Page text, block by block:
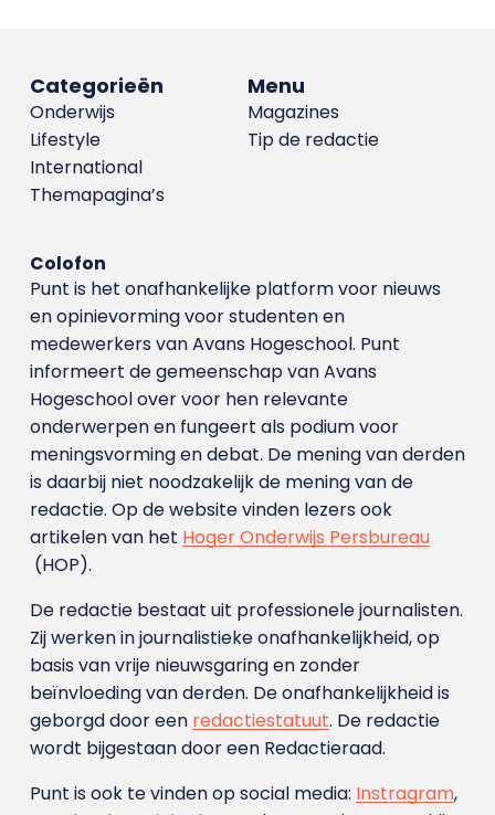
Menu
Magazines
Tip de redactie
Categorieën
Onderwijs
Lifestyle
International
Themapagina’s
Colofon
Punt is het onafhankelijke platform voor nieuws
en opinievorming voor studenten en
medewerkers van Avans Hoge­school. Punt
informeert de gemeenschap van Avans
Hogeschool over voor hen relevante
onderwerpen en fungeert als podium voor
meningsvorming en debat. De mening van derden
is daarbij niet noodzakelijk de mening van de
redactie. Op de website vinden lezers ook
artikelen van het Hoger Onderwijs Persbureau
(HOP).
De redactie bestaat uit professionele journalisten.
Zij werken in journalistieke onafhankelijkheid, op
basis van vrije nieuwsgaring en zonder
beïnvloeding van derden. De onafhankelijkheid is
geborgd door een redactiestatuut. De redactie
wordt bijgestaan door een Redactieraad.
Punt is ook te vinden op social media: Instragram,